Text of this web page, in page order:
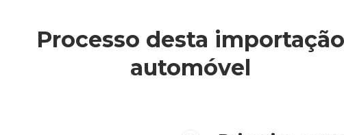
Processo desta importação
automóvel